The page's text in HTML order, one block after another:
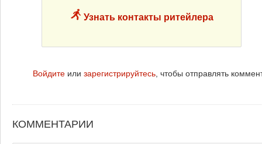
Узнать контакты ритейлера
Войдите или зарегистрируйтесь, чтобы отправлять
КОММЕНТАРИИ